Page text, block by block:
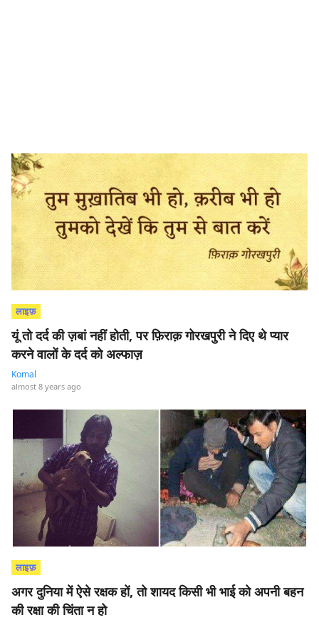
लाइफ़
यूं तो दर्द की ज़बां नहीं होती, पर फ़िराक़ गोरखपुरी ने दिए थे प्यार
करने वालों के दर्द को अल्फाज़
Komal
almost 8 years ago
लाइफ़
अगर दुनिया में ऐसे रक्षक हों, तो शायद किसी भी भाई को अपनी बहन
की रक्षा की चिंता न हो